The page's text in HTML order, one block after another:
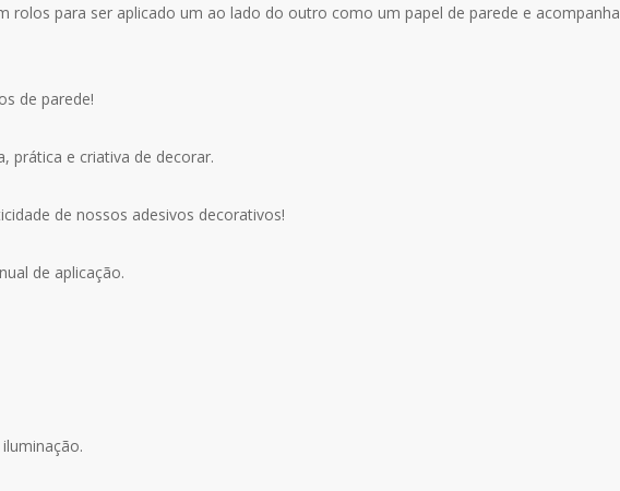
rolos para ser aplicado um ao lado do outro como um papel de parede e acompanha
de parede!
prática e criativa de decorar.
de nossos adesivos decorativos!
de aplicação.